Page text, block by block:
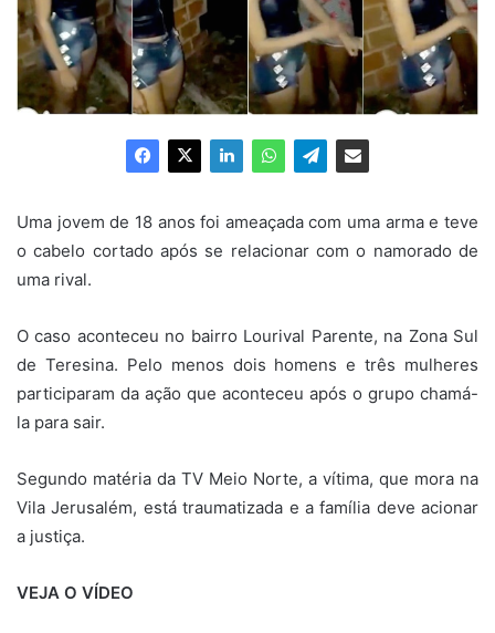
Uma jovem de 18 anos foi ameaçada com uma arma e teve
o cabelo cortado após se relacionar com o namorado de
uma rival.
O caso aconteceu no bairro Lourival Parente, na Zona Sul
de Teresina. Pelo menos dois homens e três mulheres
participaram da ação que aconteceu após o grupo chamá-
la para sair.
Segundo matéria da TV Meio Norte, a vítima, que mora na
Vila Jerusalém, está traumatizada e a família deve acionar
a justiça.
VEJA O VÍDEO